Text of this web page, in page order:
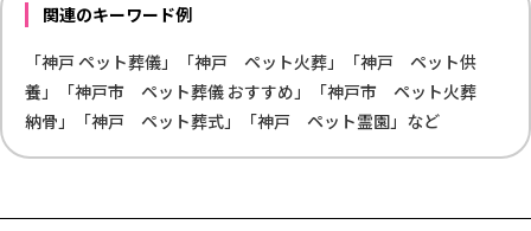
関連のキーワード例
「神戸 ペット葬儀」「神戸 ペット火葬」「神戸 ペット供
養」「神戸市 ペット葬儀 おすすめ」「神戸市 ペット火葬
納骨」「神戸 ペット葬式」「神戸 ペット霊園」など